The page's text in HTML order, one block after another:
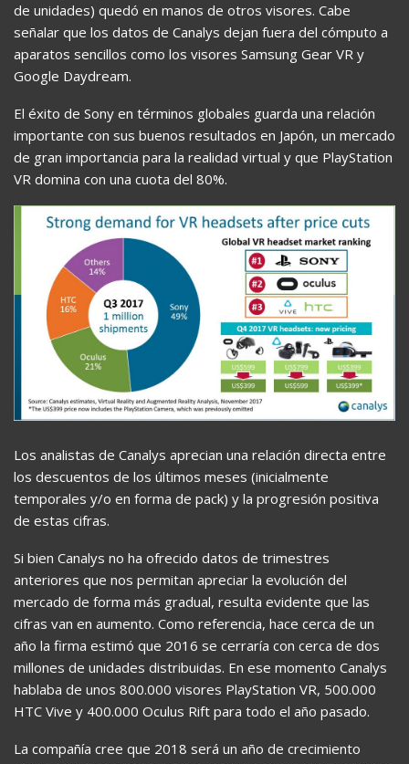
de unidades) quedó en manos de otros visores. Cabe
señalar que los datos de Canalys dejan fuera del cómputo a
aparatos sencillos como los visores Samsung Gear VR y
Google Daydream.
El éxito de Sony en términos globales guarda una relación
importante con sus buenos resultados en Japón, un mercado
de gran importancia para la realidad virtual y que PlayStation
VR domina con una cuota del 80%.
Los analistas de Canalys aprecian una relación directa entre
los descuentos de los últimos meses (inicialmente
temporales y/o en forma de pack) y la progresión positiva
de estas cifras.
Si bien Canalys no ha ofrecido datos de trimestres
anteriores que nos permitan apreciar la evolución del
mercado de forma más gradual, resulta evidente que las
cifras van en aumento. Como referencia, hace cerca de un
año la firma estimó que 2016 se cerraría con cerca de dos
millones de unidades distribuidas. En ese momento Canalys
hablaba de unos 800.000 visores PlayStation VR, 500.000
HTC Vive y 400.000 Oculus Rift para todo el año pasado.
La compañía cree que 2018 será un año de crecimiento